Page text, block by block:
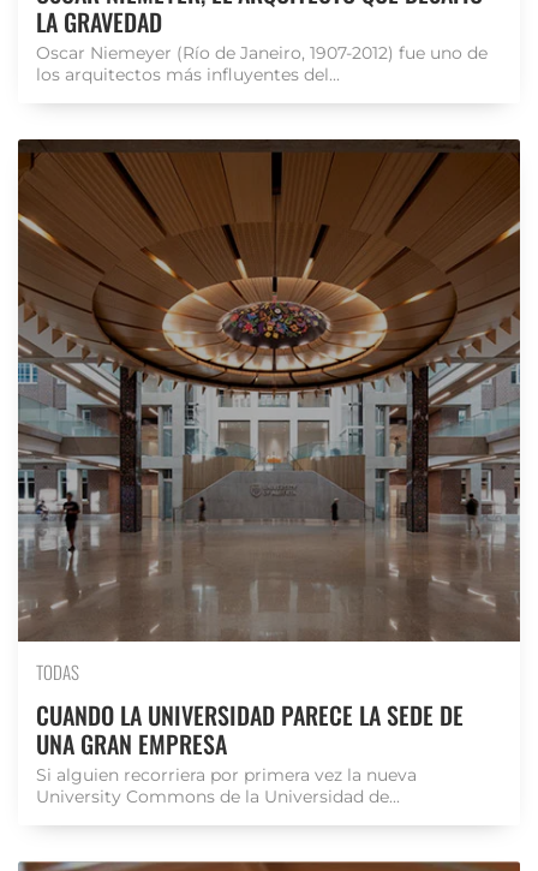
LA GRAVEDAD
Oscar Niemeyer (Río de Janeiro, 1907-2012) fue uno de
los arquitectos más influyentes del...
TODAS
CUANDO LA UNIVERSIDAD PARECE LA SEDE DE
UNA GRAN EMPRESA
Si alguien recorriera por primera vez la nueva
University Commons de la Universidad de...